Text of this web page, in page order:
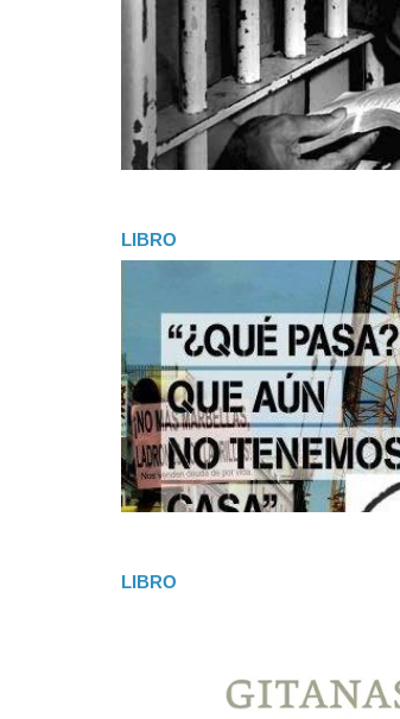
LIBRO
LIBRO